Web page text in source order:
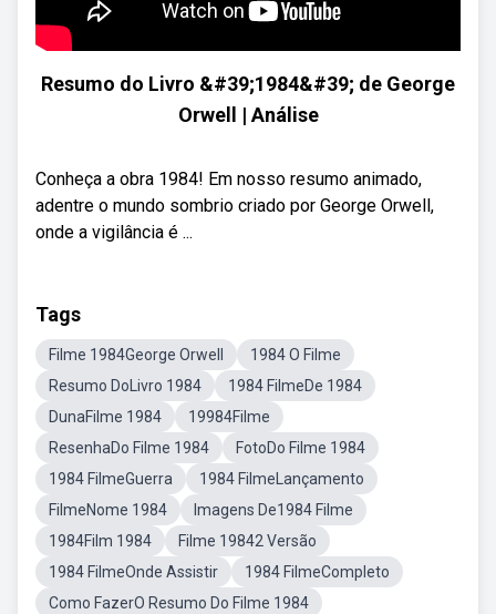
Resumo do Livro &#39;1984&#39; de George
Orwell | Análise
Conheça a obra 1984! Em nosso resumo animado,
adentre o mundo sombrio criado por George Orwell,
onde a vigilância é ...
Tags
Filme 1984George Orwell
1984 O Filme
Resumo DoLivro 1984
1984 FilmeDe 1984
DunaFilme 1984
19984Filme
ResenhaDo Filme 1984
FotoDo Filme 1984
1984 FilmeGuerra
1984 FilmeLançamento
FilmeNome 1984
Imagens De1984 Filme
1984Film 1984
Filme 19842 Versão
1984 FilmeOnde Assistir
1984 FilmeCompleto
Como FazerO Resumo Do Filme 1984